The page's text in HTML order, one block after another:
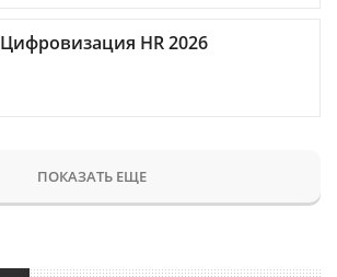
Цифровизация HR 2026
ПОКАЗАТЬ ЕЩЕ